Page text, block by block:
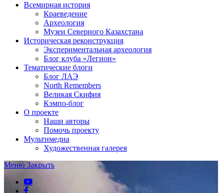
Всемирная история
Краеведение
Археология
Музеи Северного Казахстана
Историческая реконструкция
Экспериментальная археология
Блог клуба «Легион»
Тематические блоги
Блог ЛАЭ
North Remembers
Великая Скифия
Кэмпо-блог
О проекте
Наши авторы
Помочь проекту
Мультимедиа
Художественная галерея
Меню Закрыть